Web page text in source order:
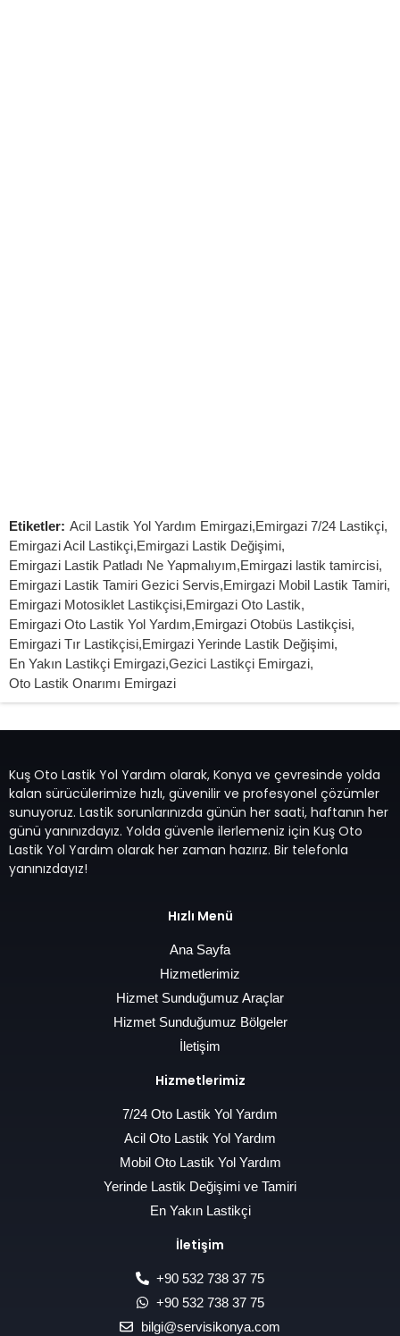
Etiketler: Acil Lastik Yol Yardım Emirgazi,Emirgazi 7/24 Lastikçi,
Emirgazi Acil Lastikçi,Emirgazi Lastik Değişimi,
Emirgazi Lastik Patladı Ne Yapmalıyım,Emirgazi lastik tamircisi,
Emirgazi Lastik Tamiri Gezici Servis,Emirgazi Mobil Lastik Tamiri,
Emirgazi Motosiklet Lastikçisi,Emirgazi Oto Lastik,
Emirgazi Oto Lastik Yol Yardım,Emirgazi Otobüs Lastikçisi,
Emirgazi Tır Lastikçisi,Emirgazi Yerinde Lastik Değişimi,
En Yakın Lastikçi Emirgazi,Gezici Lastikçi Emirgazi,
Oto Lastik Onarımı Emirgazi
Kuş Oto Lastik Yol Yardım olarak, Konya ve çevresinde yolda
kalan sürücülerimize hızlı, güvenilir ve profesyonel çözümler
sunuyoruz. Lastik sorunlarınızda günün her saati, haftanın her
günü yanınızdayız. Yolda güvenle ilerlemeniz için Kuş Oto
Lastik Yol Yardım olarak her zaman hazırız. Bir telefonla
yanınızdayız!
Hızlı Menü
Ana Sayfa
Hizmetlerimiz
Hizmet Sunduğumuz Araçlar
Hizmet Sunduğumuz Bölgeler
İletişim
Hizmetlerimiz
7/24 Oto Lastik Yol Yardım
Acil Oto Lastik Yol Yardım
Mobil Oto Lastik Yol Yardım
Yerinde Lastik Değişimi ve Tamiri
En Yakın Lastikçi
İletişim
+90 532 738 37 75
+90 532 738 37 75
bilgi@servisikonya.com